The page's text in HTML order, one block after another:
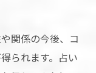
関係の今後、コ
られます。占い